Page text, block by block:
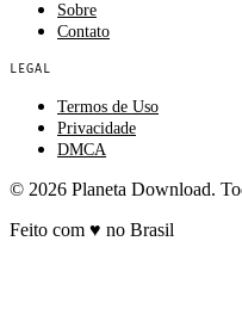
Sobre
Contato
LEGAL
Termos de Uso
Privacidade
DMCA
© 2026 Planeta Download.
Feito com ♥ no Brasil